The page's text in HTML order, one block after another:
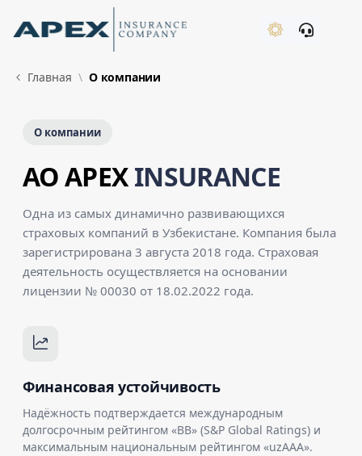
Skip to Main Content
Главная О компании
О компании
AO APEXINSURANCE
Одна из самых динамично развивающихся
страховых компаний в Узбекистане. Компания была
зарегистрирована 3 августа 2018 года. Страховая
деятельность осуществляется на основании
лицензии № 00030 от 18.02.2022 года.
Финансовая устойчивость
Надёжность подтверждается международным
долгосрочным рейтингом «BB» (S&P Global Ratings) и
максимальным национальным рейтингом «uzAAA».
New